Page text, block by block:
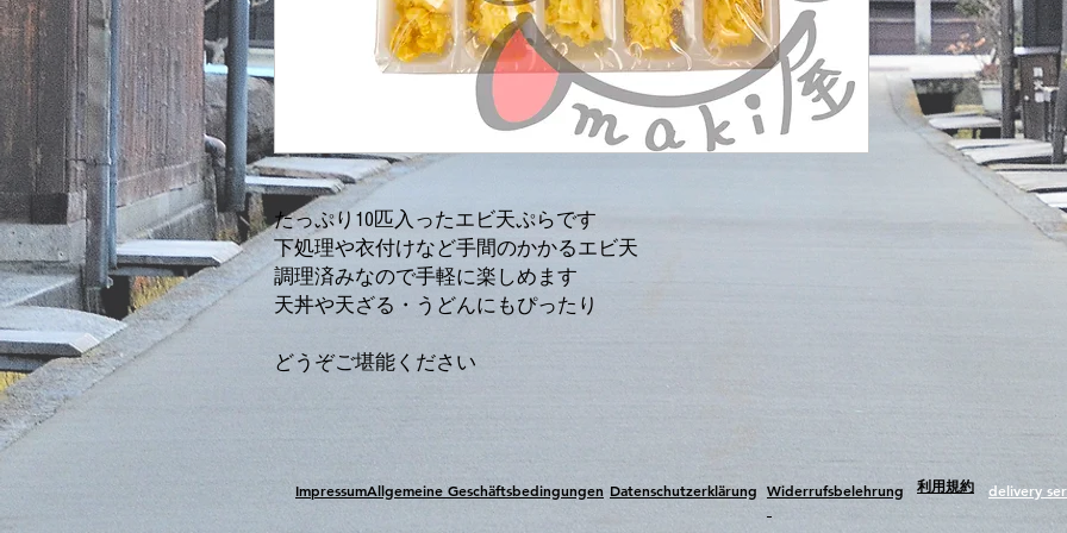
たっぷり10匹入ったエビ天ぷらです
下処理や衣付けなど手間のかかるエビ天
調理済みなので手軽に楽しめます
天丼や天ざる・うどんにもぴったり
どうぞご堪能ください
ImpressumAllgemeine Geschäftsbedingungen Datenschutzerklärung Widerrufsbelehrung ​利用規約 delivery